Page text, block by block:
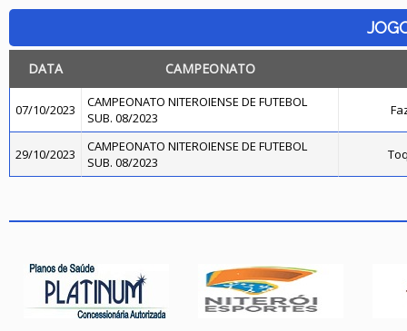
DATA CAMPEONATO
07/10/2023
CAMPEONATO NITEROIENSE DE FUTEBOL
SUB. 08/2023
29/10/2023
CAMPEONATO NITEROIENSE DE FUTEBOL
SUB. 08/2023